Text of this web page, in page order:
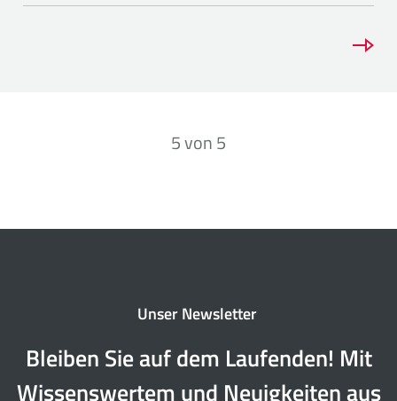
5von5
Unser Newsletter
Bleiben Sie auf dem Laufenden! Mit
Wissenswertem und Neuigkeiten aus